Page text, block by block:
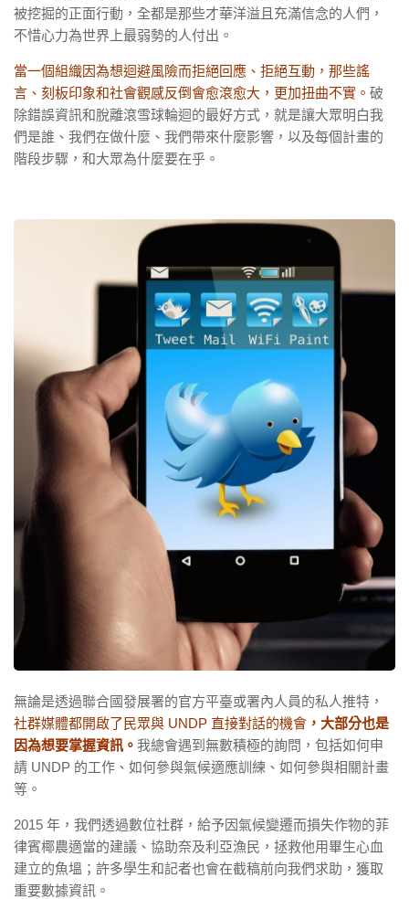
被挖掘的正面行動，全都是那些才華洋溢且充滿信念的人們，
不惜心力為世界上最弱勢的人付出。
當一個組織因為想迴避風險而拒絕回應、拒絕互動，那些謠
言、刻板印象和社會觀感反倒會愈滾愈大，更加扭曲不實。 破
除錯誤資訊和脫離滾雪球輪迴的最好方式，就是讓大眾明白我
們是誰、我們在做什麼、我們帶來什麼影響，以及每個計畫的
階段步驟，和大眾為什麼要在乎。
無論是透過聯合國發展署的官方平臺或署內人員的私人推特，
社群媒體都開啟了民眾與 UNDP 直接對話的機會 ，大部分也是
因為想要掌握資訊。 我總會遇到無數積極的詢問，包括如何申
請 UNDP 的工作、如何參與氣候適應訓練、如何參與相關計畫
等。
2015 年，我們透過數位社群，給予因氣候變遷而損失作物的菲
律賓椰農適當的建議、協助奈及利亞漁民，拯救他用畢生心血
建立的魚塭；許多學生和記者也會在截稿前向我們求助，獲取
重要數據資訊。